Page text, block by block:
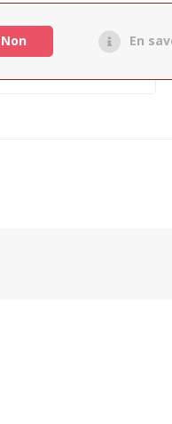
Frida Kahlo Tasse
€14,50
Non En